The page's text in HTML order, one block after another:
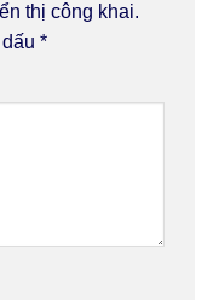
thị công khai.
*